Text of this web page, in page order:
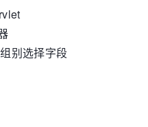
别选择字段